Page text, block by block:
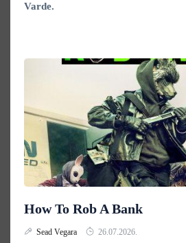
Varde.
How To Rob A Bank
Sead Vegara 26.07.2026.